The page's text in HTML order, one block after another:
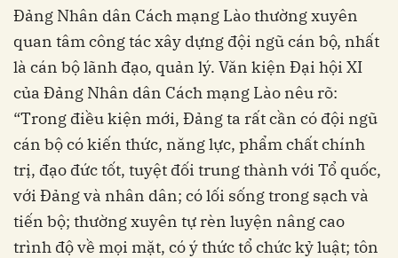
Đảng Nhân dân Cách mạng Lào thường xuyên
quan tâm công tác xây dựng đội ngũ cán bộ, nhất
là cán bộ lãnh đạo, quản lý. Văn kiện Đại hội XI
của Đảng Nhân dân Cách mạng Lào nêu rõ:
“Trong điều kiện mới, Đảng ta rất cần có đội ngũ
cán bộ có kiến thức, năng lực, phẩm chất chính
trị, đạo đức tốt, tuyệt đối trung thành với Tổ quốc,
với Đảng và nhân dân; có lối sống trong sạch và
tiến bộ; thường xuyên tự rèn luyện nâng cao
trình độ về mọi mặt, có ý thức tổ chức kỷ luật; tôn